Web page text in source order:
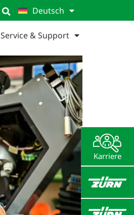
Deutsch
Service & Support
Karriere